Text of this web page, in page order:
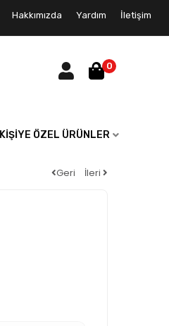
Hakkımızda Yardım İletişim
0
KIŞIYE ÖZEL ÜRÜNLER
Geri İleri